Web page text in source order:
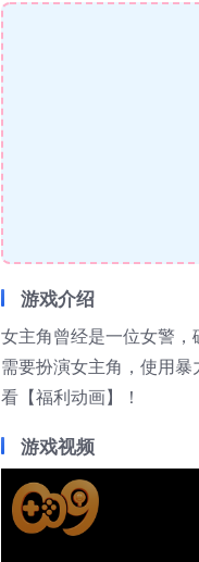
游戏介绍
女主角曾经是一位女警
需要扮演女主角，使用
看【福利动画】！
游戏视频